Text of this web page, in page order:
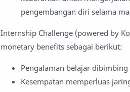
pengembangan diri selama
Internship Challenge (powered by
monetary benefits sebagai berikut:
Pengalaman belajar
Kesempatan memperluas